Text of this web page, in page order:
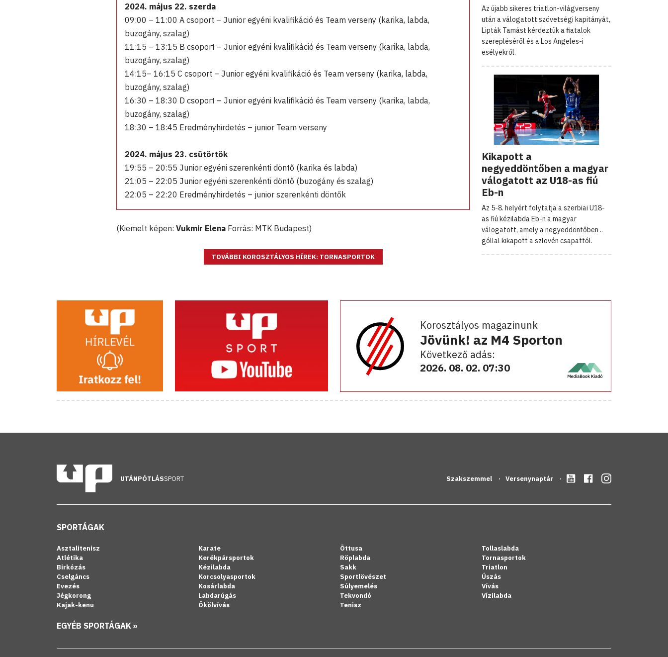
2024. május 22. szerda
09:00 – 11:00 A csoport – Junior egyéni kvalifikáció és Team verseny (karika, labda,
buzogány, szalag)
11:15 – 13:15 B csoport – Junior egyéni kvalifikáció és Team verseny (karika, labda,
buzogány, szalag)
14:15– 16:15 C csoport – Junior egyéni kvalifikáció és Team verseny (karika, labda,
buzogány, szalag)
16:30 – 18:30 D csoport – Junior egyéni kvalifikáció és Team verseny (karika, labda,
buzogány, szalag)
18:30 – 18:45 Eredményhirdetés – junior Team verseny
2024. május 23. csütörtök
19:55 – 20:55 Junior egyéni szerenkénti döntő (karika és labda)
21:05 – 22:05 Junior egyéni szerenkénti döntő (buzogány és szalag)
22:05 – 22:20 Eredményhirdetés – junior szerenkénti döntők
(Kiemelt képen: Vukmir Elena Forrás: MTK Budapest)
TOVÁBBI KOROSZTÁLYOS HÍREK: TORNASPORTOK
Az újabb sikeres triatlon-világverseny
után a válogatott szövetségi kapitányát,
Lipták Tamást kérdeztük a fiatalok
szerepléséről és a Los Angeles-i
esélyekről.
Kikapott a
negyeddöntőben a magyar
válogatott az U18-as fiú
Eb-n
Az 5-8. helyért folytatja a szerbiai U18-
as fiú kézilabda Eb-n a magyar
válogatott, amely a negyeddöntőben ..
góllal kikapott a szlovén csapattól.
Korosztályos magazinunk
Jövünk! az M4 Sporton
Következő adás:
2026. 08. 02. 07:30
UTÁNPÓTLÁSSPORT Szakszemmel Versenynaptár
SPORTÁGAK
Asztalitenisz
Atlétika
Birkózás
Cselgáncs
Evezés
Jégkorong
Kajak-kenu
Karate
Kerékpársportok
Kézilabda
Korcsolyasportok
Kosárlabda
Labdarúgás
Ökölvívás
Öttusa
Röplabda
Sakk
Sportlövészet
Súlyemelés
Tekvondó
Tenisz
Tollaslabda
Tornasportok
Triatlon
Úszás
Vívás
Vízilabda
EGYÉB SPORTÁGAK »